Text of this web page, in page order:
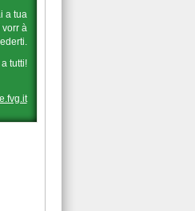
a tua
à
tutti!